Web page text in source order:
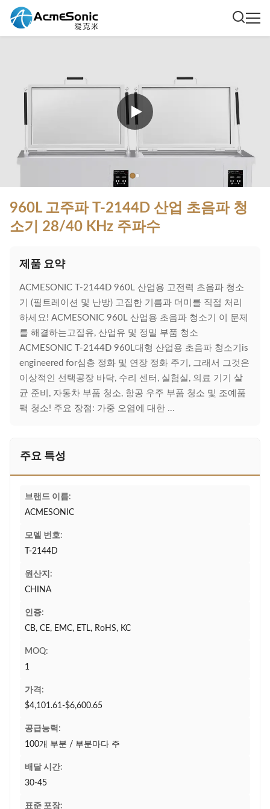
960L 고주파 T-2144D 산업 초음파 청
소기 28/40 KHz 주파수
제품 요약
ACMESONIC T-2144D 960L 산업용 고전력 초음파 청소
기 (필트레이션 및 난방) 고집한 기름과 더미를 직접 처리
하세요! ACMESONIC 960L 산업용 초음파 청소기 이 문제
를 해결하는고집유, 산업유 및 정밀 부품 청소
ACMESONIC T-2144D 960L대형 산업용 초음파 청소기is
engineered for심층 정화 및 연장 정화 주기, 그래서 그것은
이상적인 선택공장 바닥, 수리 센터, 실험실, 의료 기기 살
균 준비, 자동차 부품 청소, 항공 우주 부품 청소 및 조예품
팩 청소! 주요 장점: 가중 오염에 대한 ...
주요 특성
브랜드 이름:
ACMESONIC
모델 번호:
T-2144D
원산지:
CHINA
인증:
CB, CE, EMC, ETL, RoHS, KC
MOQ:
1
가격:
$4,101.61-$6,600.65
공급능력:
100개 부분 / 부분마다 주
배달 시간:
30-45
표준 포장: